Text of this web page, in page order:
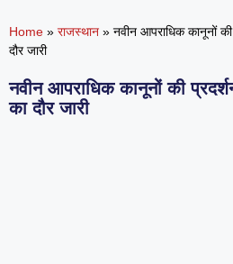
Home » राजस्थान » नवीन आपराधिक कानूनों
दौर जारी
नवीन आपराधिक कानूनों की
का दौर जारी